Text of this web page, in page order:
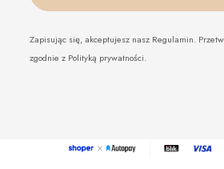
Zapisując się, akceptujesz nasz Regulamin.
zgodnie z Polityką prywatności.